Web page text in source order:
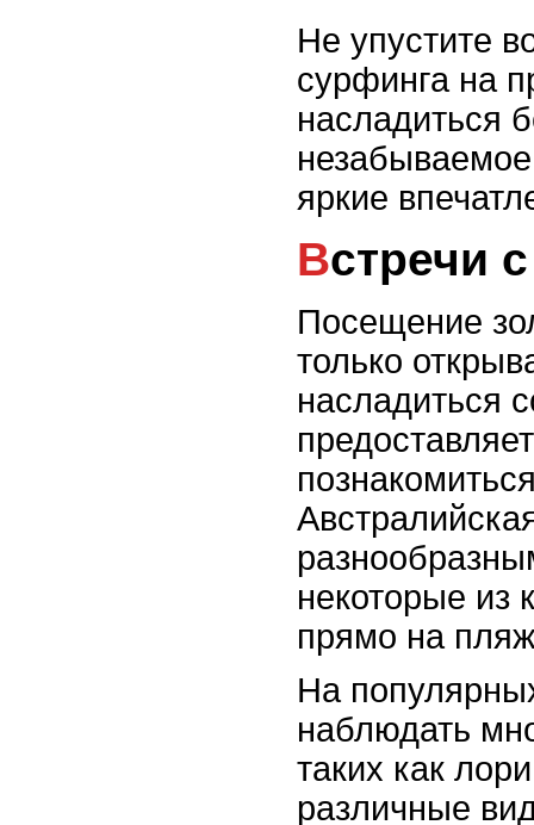
Не упустите
сурфинга на
насладиться
яркие
Встречи
Посещение
только
насладиться
некоторые из
прямо на
На
наблюдать
таких как
различные